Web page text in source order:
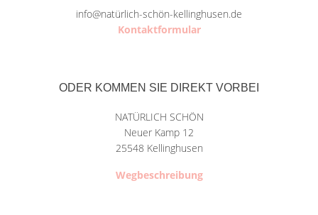
info@natürlich-schön-kellinghusen.de
Kontaktformular
ODER KOMMEN SIE DIREKT VORBEI
NATÜRLICH SCHÖN
Neuer Kamp 12
25548 Kellinghusen
Wegbeschreibung